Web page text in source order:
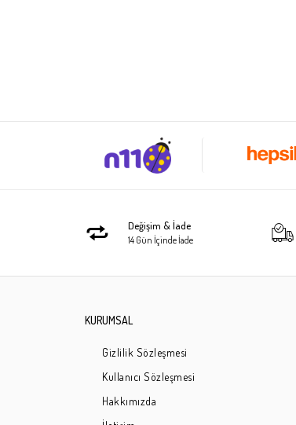
Değişim & İade
14 Gün İçinde İade
KURUMSAL
Gizlilik Sözleşmesi
Kullanıcı Sözleşmesi
Hakkımızda